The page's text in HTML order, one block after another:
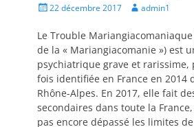
Posted22 décembre 2017 Author
admin1
Le Trouble
de la « Mariangiacomanie ») est
psychiatrique grave et rarissime,
fois identifiée en France en 2014
Rhône-Alpes. En 2017, elle fait
secondaires dans toute la France,
pas encore dépassé les limites de